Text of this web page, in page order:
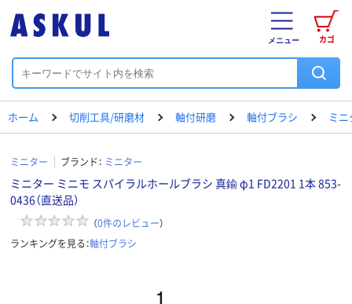
カゴ
メニュー
ホーム 切削工具/研磨材 軸付研磨 軸付ブラシ ミ
ミニター ブランド： ミニター
ミニター ミニモ スパイラルホールブラシ 真鍮 φ1 FD2201 1本 853-
0436（直送品）
（0件のレビュー）
ランキングを見る：軸付ブラシ